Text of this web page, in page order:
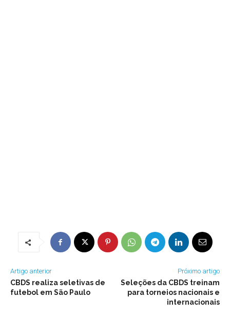
Artigo anterior
CBDS realiza seletivas de
futebol em São Paulo
Próximo artigo
Seleções da CBDS treinam
para torneios nacionais e
internacionais